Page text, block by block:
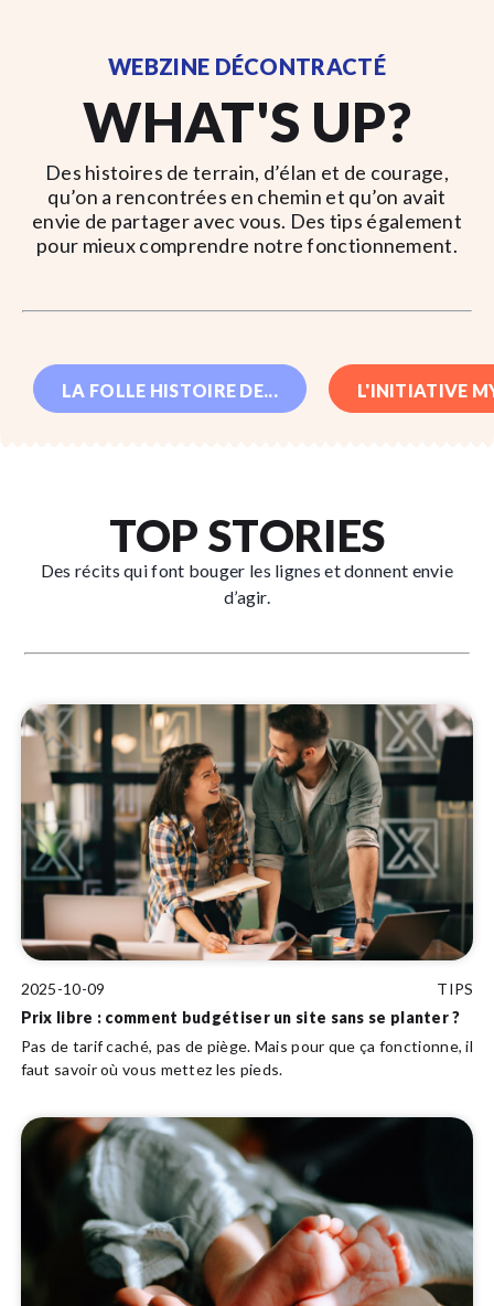
WEBZINE DÉCONTRACTÉ
WHAT'S UP?
Des histoires de terrain, d’élan et de courage,
qu’on a rencontrées en chemin et qu’on avait
envie de partager avec vous. Des tips également
pour mieux comprendre notre fonctionnement.
LA FOLLE HISTOIRE DE... L'INITIATIVE
TOP STORIES
Des récits qui font bouger les lignes et donnent envie
d’agir.
2025-10-09
TIPS
Prix libre : comment budgétiser un site sans se planter ?
Pas de tarif caché, pas de piège. Mais pour que ça fonctionne, il
faut savoir où vous mettez les pieds.